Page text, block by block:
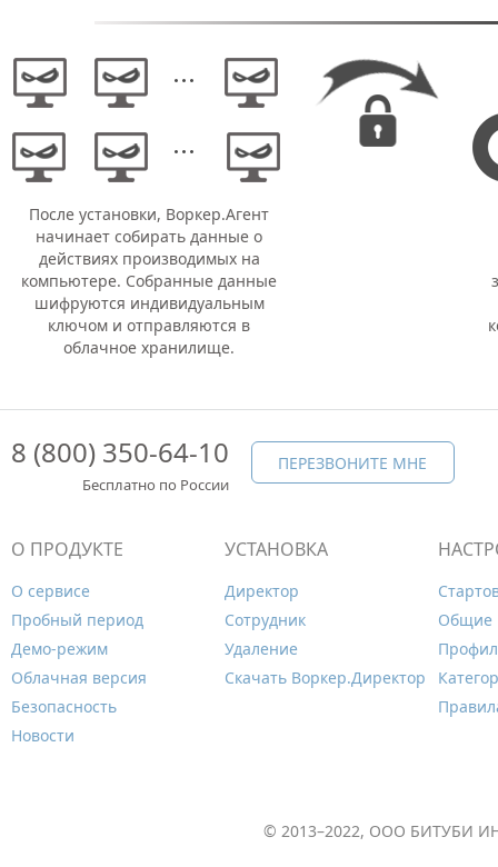
После установки, Воркер.Агент
начинает собирать данные о
действиях производимых на
компьютере. Собранные данные
шифруются индивидуальным
ключом и отправляются в
облачное хранилище.
8 (800) 350-64-10
Бесплатно по России
ПЕРЕЗВОНИТЕ МНЕ
О ПРОДУКТЕ
О сервисе
Пробный период
Демо-режим
Облачная версия
Безопасность
Новости
УСТАНОВКА
Директор
Сотрудник
Удаление
Скачать Воркер.Директор
Общие
© 2013–2022, ООО БИТУБИ